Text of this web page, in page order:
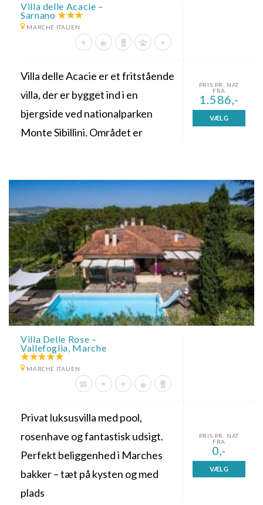
Villa delle Acacie –
Sarnano
MARCHE ITALIEN
Villa delle Acacie er et fritstående
villa, der er bygget ind i en
bjergside ved nationalparken
Monte Sibillini. Området er
PRIS PR. NAT
FRA
1.586,-
VÆLG
Villa Delle Rose –
Vallefoglia, Marche
MARCHE ITALIEN
Privat luksusvilla med pool,
rosenhave og fantastisk udsigt.
Perfekt beliggenhed i Marches
bakker – tæt på kysten og med
plads
PRIS PR. NAT
FRA
0,-
VÆLG